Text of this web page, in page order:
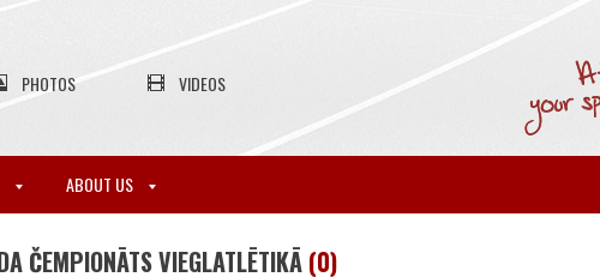
PHOTOS VIDEOS
ABOUT US
ČEMPIONĀTS VIEGLATLĒTIKĀ (0)